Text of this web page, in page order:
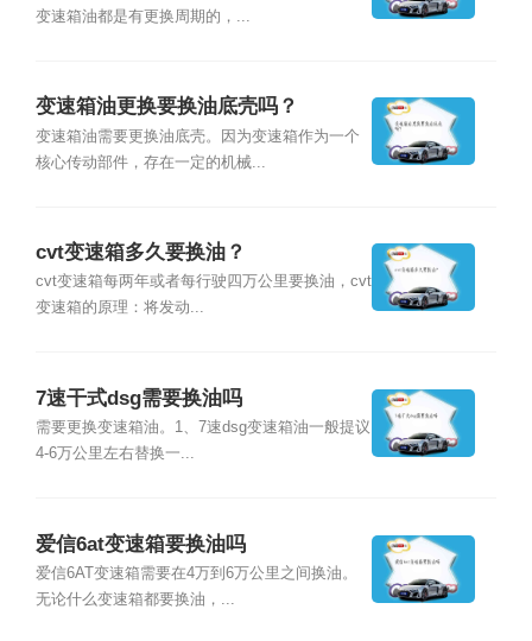
变速箱油都是有更换周期的，...
变速箱油更换要换油底壳吗？
变速箱油需要更换油底壳。因为变速箱作为一个
核心传动部件，存在一定的机械...
cvt变速箱多久要换油？
cvt变速箱每两年或者每行驶四万公里要换油，cvt
变速箱的原理：将发动...
7速干式dsg需要换油吗
需要更换变速箱油。1、7速dsg变速箱油一般提议
4-6万公里左右替换一...
爱信6at变速箱要换油吗
爱信6AT变速箱需要在4万到6万公里之间换油。
无论什么变速箱都要换油，...